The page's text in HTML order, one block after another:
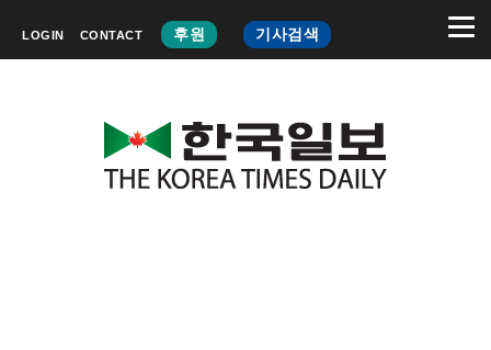
LOGIN CONTACT 후원 기사검색